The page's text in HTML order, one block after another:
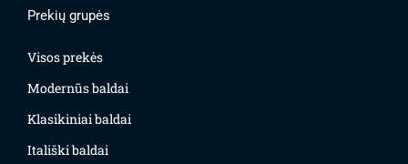
Prekių grupės
Visos prekės
Modernūs baldai
Klasikiniai baldai
Itališki baldai